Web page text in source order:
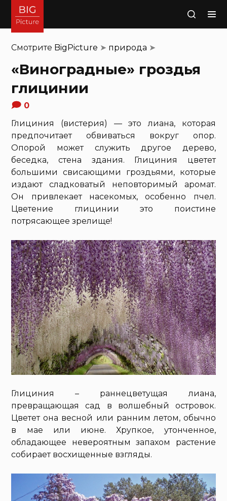
Поиск
Смотрите BigPicture ➤ природа ➤
«Виноградные» гроздья
глицинии
0
Глициния (вистерия) — это лиана, которая
предпочитает обвиваться вокруг опор.
Опорой может служить другое дерево,
беседка, стена здания. Глициния цветет
большими свисающими гроздьями, которые
издают сладковатый неповторимый аромат.
Он привлекает насекомых, особенно пчел.
Цветение глицинии это поистине
потрясающее зрелище!
Глициния – раннецветущая лиана,
превращающая сад в волшебный островок.
Цветет она весной или ранним летом, обычно
в мае или июне. Хрупкое, утонченное,
обладающее невероятным запахом растение
собирает восхищенные взгляды.